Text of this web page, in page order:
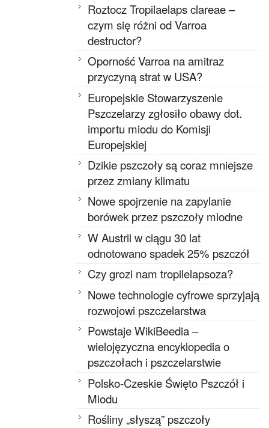
Roztocz Tropilaelaps clareae –
czym się różni od Varroa
destructor?
Oporność Varroa na amitraz
przyczyną strat w USA?
Europejskie Stowarzyszenie
Pszczelarzy zgłosiło obawy dot.
importu miodu do Komisji
Europejskiej
Dzikie pszczoły są coraz mniejsze
przez zmiany klimatu
Nowe spojrzenie na zapylanie
borówek przez pszczoły miodne
W Austrii w ciągu 30 lat
odnotowano spadek 25% pszczół
Czy grozi nam tropilelapsoza?
Nowe technologie cyfrowe sprzyjają
rozwojowi pszczelarstwa
Powstaje WikiBeedia –
wielojęzyczna encyklopedia o
pszczołach i pszczelarstwie
Polsko-Czeskie Święto Pszczół i
Miodu
Rośliny „słyszą” pszczoły